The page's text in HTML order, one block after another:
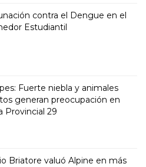
contra el Dengue en el
Estudiantil
Fuerte niebla y animales
generan preocupación en
Provincial 29
Briatore valuó Alpine en más